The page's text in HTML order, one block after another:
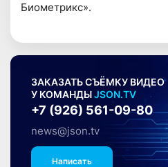
Биометрикс».
ЗАКАЗАТЬ СЪЁМКУ ВИДЕО
У КОМАНДЫJSON.TV
+7 (926) 561-09-80
news@json.tv
Написать